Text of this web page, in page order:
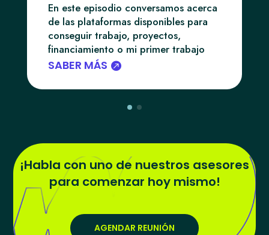
En este episodio conversamos acerca
de las plataformas disponibles para
conseguir trabajo, proyectos,
financiamiento o mi primer trabajo
SABER MÁS
¡Habla con uno de nuestros asesores
para comenzar hoy mismo!
AGENDAR REUNIÓN